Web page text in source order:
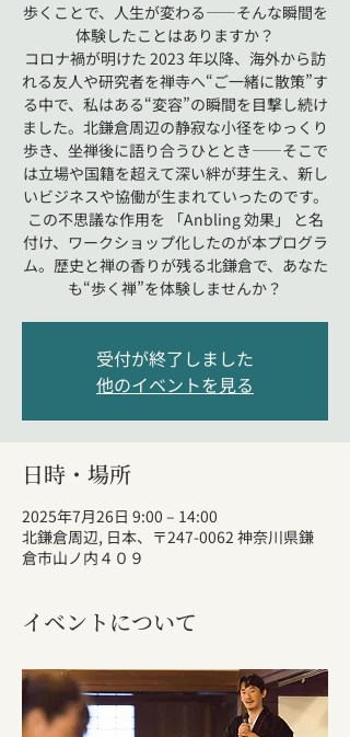
歩くことで、人生が変わる――そんな瞬間を
体験したことはありますか？
コロナ禍が明けた 2023 年以降、海外から訪
れる友人や研究者を禅寺へ“ご一緒に散策”す
る中で、私はある“変容”の瞬間を目撃し続け
ました。北鎌倉周辺の静寂な小径をゆっくり
歩き、坐禅後に語り合うひととき――そこで
は立場や国籍を超えて深い絆が芽生え、新し
いビジネスや協働が生まれていったのです。
この不思議な作用を 「Anbling 効果」 と名
付け、ワークショップ化したのが本プログラ
ム。歴史と禅の香りが残る北鎌倉で、あなた
も“歩く禅”を体験しませんか？
受付が終了しました
他のイベントを見る
日時・場所
2025年7月26日 9:00 – 14:00
北鎌倉周辺, 日本、〒247-0062 神奈川県鎌
倉市山ノ内４０９
イベントについて